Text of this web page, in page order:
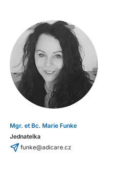
Mgr. et Bc. Marie Funke
Jednatelka
funke@adicare.cz